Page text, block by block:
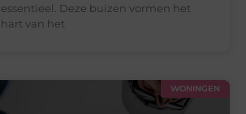
essentieel. Deze buizen vormen het
hart van het
WONINGEN